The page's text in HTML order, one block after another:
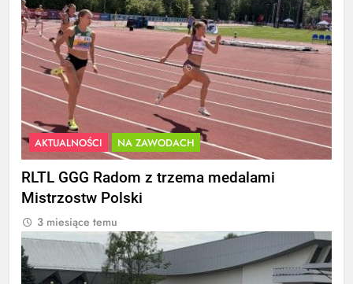
AKTUALNOŚCI NA ZAWODACH
RLTL GGG Radom z trzema medalami
Mistrzostw Polski
3 miesiące temu